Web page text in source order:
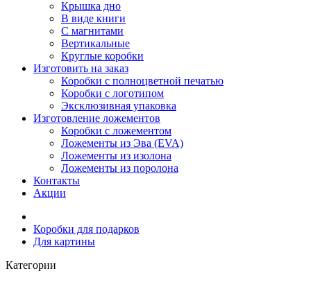
Крышка дно
В виде книги
С магнитами
Вертикальные
Круглые коробки
Изготовить на заказ
Коробки с полноцветной печатью
Коробки с логотипом
Эксклюзивная упаковка
Изготовление ложементов
Коробки с ложементом
Ложементы из Эва (EVA)
Ложементы из изолона
Ложементы из поролона
Контакты
Акции
Коробки для подарков
Для картины
Категории